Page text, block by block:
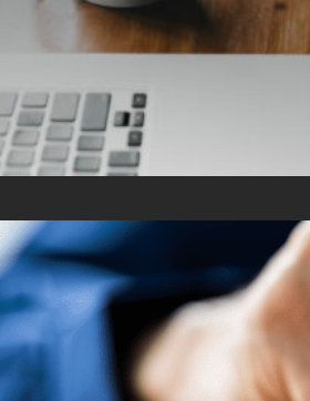
Lavora con noi